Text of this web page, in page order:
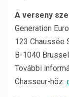
A verseny
Generation
123 Chaussée
B-1040
További
Chasseur-höz: